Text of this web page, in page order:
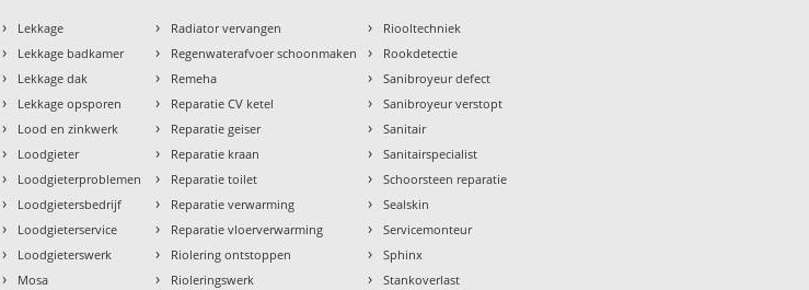
› Lekkage
› Lekkage badkamer
› Lekkage dak
› Lekkage opsporen
› Lood en zinkwerk
› Loodgieter
› Loodgieterproblemen
› Loodgietersbedrijf
› Loodgieterservice
› Loodgieterswerk
› Mosa
› Radiator vervangen
› Regenwaterafvoer schoonmaken
› Remeha
› Reparatie CV ketel
› Reparatie geiser
› Reparatie kraan
› Reparatie toilet
› Reparatie verwarming
› Reparatie vloerverwarming
› Riolering ontstoppen
› Rioleringswerk
› Riooltechniek
› Rookdetectie
› Sanibroyeur defect
› Sanibroyeur verstopt
› Sanitair
› Sanitairspecialist
› Schoorsteen reparatie
› Sealskin
› Servicemonteur
› Sphinx
› Stankoverlast